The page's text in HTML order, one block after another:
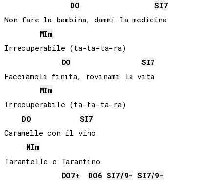
DO
SI7
Non fare la bambina, dammi la medicina
MIm
Irrecuperabile (ta-ta-ta-ra)
DO
SI7
Facciamola finita, rovinami la vita
MIm
Irrecuperabile (ta-ta-ta-ra)
DO
SI7
Caramelle con il vino
MIm
Tarantelle e Tarantino
DO7+ DO6 SI7/9+ SI7/9-